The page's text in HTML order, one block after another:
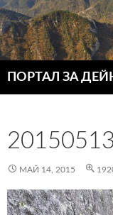
ПОРТАЛ ЗА
МАЙ 14, 2015